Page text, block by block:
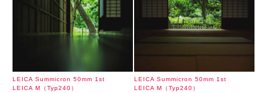
LEICA Summicron 50mm 1st
LEICA M（Typ240）
LEICA Summicron 50mm 1st
LEICA M（Typ240）